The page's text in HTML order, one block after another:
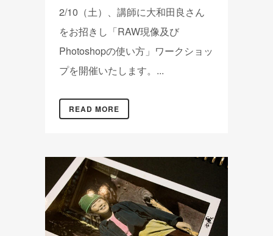
2/10（土）、講師に大和田良さん
をお招きし「RAW現像及び
Photoshopの使い方」ワークショッ
プを開催いたします。...
READ MORE